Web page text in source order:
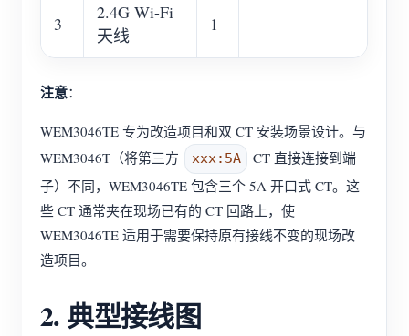
3
2.4G Wi-Fi
天线
1
注意：
WEM3046TE 专为改造项目和双 CT 安装场景设计。与
WEM3046T（将第三方
xxx:5A
CT 直接连接到端
子）不同，WEM3046TE 包含三个 5A 开口式 CT。这
些 CT 通常夹在现场已有的 CT 回路上，使
WEM3046TE 适用于需要保持原有接线不变的现场改
造项目。
2. 典型接线图